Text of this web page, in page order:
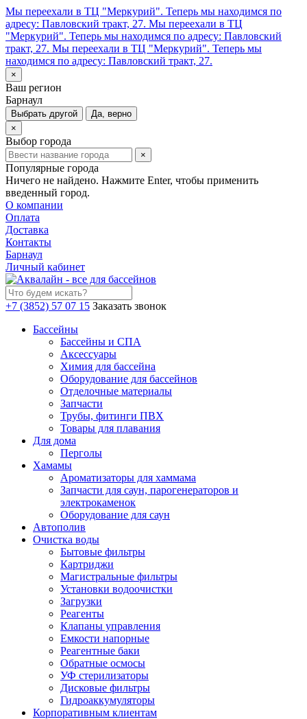
Мы переехали в ТЦ "Меркурий". Теперь мы находимся по
адресу: Павловский тракт, 27. Мы переехали в ТЦ
"Меркурий". Теперь мы находимся по адресу: Павловский
тракт, 27. Мы переехали в ТЦ "Меркурий". Теперь мы
находимся по адресу: Павловский тракт, 27.
×
Ваш регион
Барнаул
Выбрать другой
Да, верно
×
Выбор города
×
Популярные города
Ничего не найдено. Нажмите Enter, чтобы применить
введенный город.
О компании
Оплата
Доставка
Контакты
Барнаул
Личный кабинет
+7 (3852) 57 07 15 Заказать звонок
Бассейны
Бассейны и СПА
Аксессуары
Химия для бассейна
Оборудование для бассейнов
Отделочные материалы
Запчасти
Трубы, фитинги ПВХ
Товары для плавания
Для дома
Перголы
Хамамы
Ароматизаторы для хаммама
Запчасти для саун, парогенераторов и
электрокаменок
Оборудование для саун
Автополив
Очистка воды
Бытовые фильтры
Картриджи
Магистральные фильтры
Установки водоочистки
Загрузки
Реагенты
Клапаны управления
Емкости напорные
Реагентные баки
Обратные осмосы
УФ стерилизаторы
Дисковые фильтры
Гидроаккумуляторы
Корпоративным клиентам